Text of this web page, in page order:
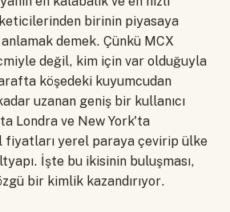
birinin piyasaya
anlamak demek. Çünkü MCX
değil, kim için var olduğuyla
köşedeki kuyumcudan
uzanan geniş bir kullanıcı
Londra ve New York'ta
fiyatları yerel paraya çevirip ülke
İşte bu ikisinin buluşması,
bir kimlik kazandırıyor.